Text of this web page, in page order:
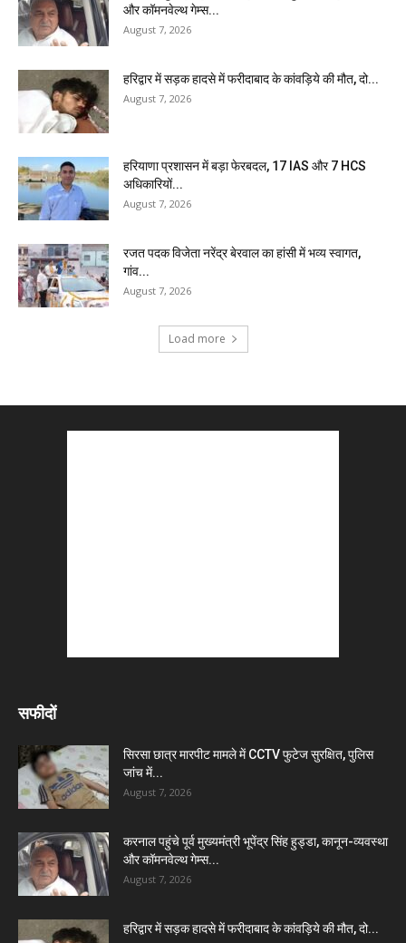
और कॉमनवेल्थ गेम्स...
August 7, 2026
हरिद्वार में सड़क हादसे में फरीदाबाद के कांवड़िये की मौत, दो...
August 7, 2026
हरियाणा प्रशासन में बड़ा फेरबदल, 17 IAS और 7 HCS
अधिकारियों...
August 7, 2026
रजत पदक विजेता नरेंद्र बेरवाल का हांसी में भव्य स्वागत,
गांव...
August 7, 2026
Load more
सफीदों
सिरसा छात्र मारपीट मामले में CCTV फुटेज सुरक्षित, पुलिस
जांच में...
August 7, 2026
करनाल पहुंचे पूर्व मुख्यमंत्री भूपेंद्र सिंह हुड्डा, कानून-व्यवस्था
और कॉमनवेल्थ गेम्स...
August 7, 2026
हरिद्वार में सड़क हादसे में फरीदाबाद के कांवड़िये की मौत, दो...